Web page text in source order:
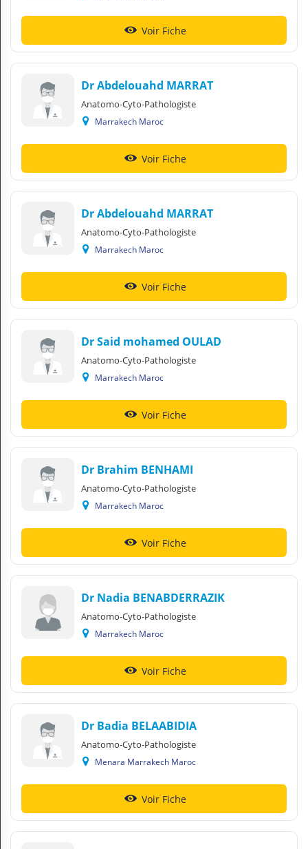
Voir Fiche
Dr Abdelouahd MARRAT
Anatomo-Cyto-Pathologiste
Marrakech Maroc
Voir Fiche
Dr Abdelouahd MARRAT
Anatomo-Cyto-Pathologiste
Marrakech Maroc
Voir Fiche
Dr Said mohamed OULAD
Anatomo-Cyto-Pathologiste
Marrakech Maroc
Voir Fiche
Dr Brahim BENHAMI
Anatomo-Cyto-Pathologiste
Marrakech Maroc
Voir Fiche
Dr Nadia BENABDERRAZIK
Anatomo-Cyto-Pathologiste
Marrakech Maroc
Voir Fiche
Dr Badia BELAABIDIA
Anatomo-Cyto-Pathologiste
Menara Marrakech Maroc
Voir Fiche